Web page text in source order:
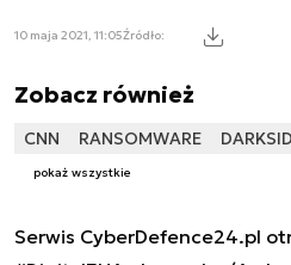
10 maja 2021, 11:05Źródło:
Zobacz również
CNN RANSOMWARE
pokaż wszystkie
Serwis CyberDefence24.pl